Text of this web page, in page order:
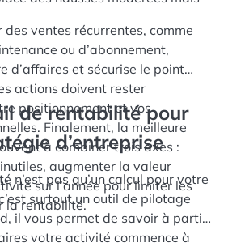
ventes récurrentes, comme
ou d’abonnement,
d’affaires et sécurise le point
actions doivent rester
positionnement et vos
Finalement, la meilleure
à combiner trois axes :
augmenter la valeur
sur l’année pour limiter les
la rentabilité.
de rentabilité pour
d’entreprise
n’est pas qu’un calcul pour votre
surtout un outil de pilotage
il vous permet de savoir à partir
votre activité commence à